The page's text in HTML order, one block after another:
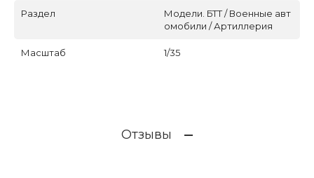
Раздел
Модели. БТТ / Военные авт
омобили / Артиллерия
Масштаб 1/35
Отзывы